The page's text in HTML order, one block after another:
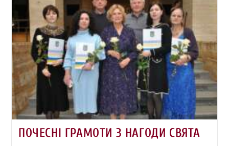
ПОЧЕСНІ ГРАМОТИ З НАГОДИ СВЯТА